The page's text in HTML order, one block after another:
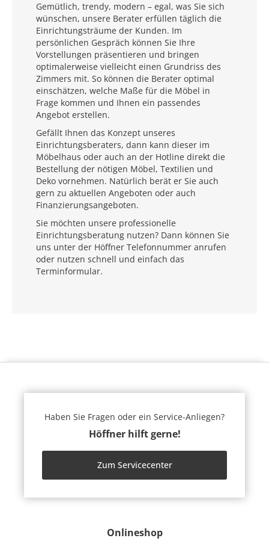
Gemütlich, trendy, modern – egal, was Sie sich
wünschen, unsere Berater erfüllen täglich die
Einrichtungsträume der Kunden. Im
persönlichen Gespräch können Sie Ihre
Vorstellungen präsentieren und bringen
optimalerweise vielleicht einen Grundriss des
Zimmers mit. So können die Berater optimal
einschätzen, welche Maße für die Möbel in
Frage kommen und Ihnen ein passendes
Angebot erstellen.
Gefällt Ihnen das Konzept unseres
Einrichtungsberaters, dann kann dieser im
Möbelhaus oder auch an der Hotline direkt die
Bestellung der nötigen Möbel, Textilien und
Deko vornehmen. Natürlich berät er Sie auch
gern zu aktuellen Angeboten oder auch
Finanzierungsangeboten.
Sie möchten unsere professionelle
Einrichtungsberatung nutzen? Dann können Sie
uns unter der Höffner Telefonnummer anrufen
oder nutzen schnell und einfach das
Terminformular.
Onlineshop
Haben Sie Fragen oder ein Service-Anliegen?
Höffner hilft gerne!
Zum Servicecenter